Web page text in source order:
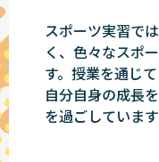
スポーツ実習で
く、色々なスポ
す。授業を通じ
自分自身の成長
を過ごしています